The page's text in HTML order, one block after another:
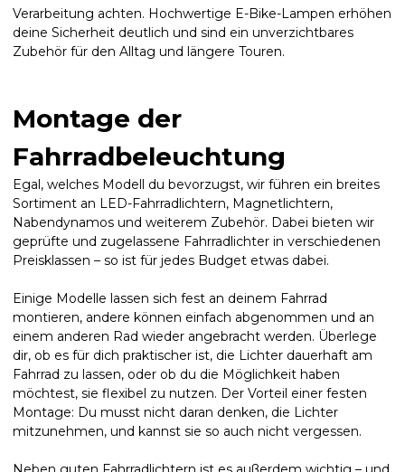
Verarbeitung achten. Hochwertige E-Bike-Lampen erhöhen
deine Sicherheit deutlich und sind ein unverzichtbares
Zubehör für den Alltag und längere Touren.
Montage der
Fahrradbeleuchtung
Egal, welches Modell du bevorzugst, wir führen ein breites
Sortiment an LED-Fahrradlichtern, Magnetlichtern,
Nabendynamos und weiterem Zubehör. Dabei bieten wir
geprüfte und zugelassene Fahrradlichter in verschiedenen
Preisklassen – so ist für jedes Budget etwas dabei.
Einige Modelle lassen sich fest an deinem Fahrrad
montieren, andere können einfach abgenommen und an
einem anderen Rad wieder angebracht werden. Überlege
dir, ob es für dich praktischer ist, die Lichter dauerhaft am
Fahrrad zu lassen, oder ob du die Möglichkeit haben
möchtest, sie flexibel zu nutzen. Der Vorteil einer festen
Montage: Du musst nicht daran denken, die Lichter
mitzunehmen, und kannst sie so auch nicht vergessen.